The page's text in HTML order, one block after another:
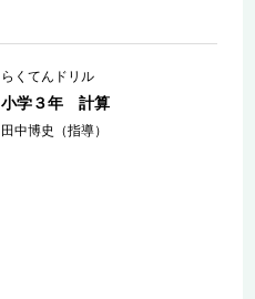
らくてんドリル
小学３年 計算
田中博史（指導）